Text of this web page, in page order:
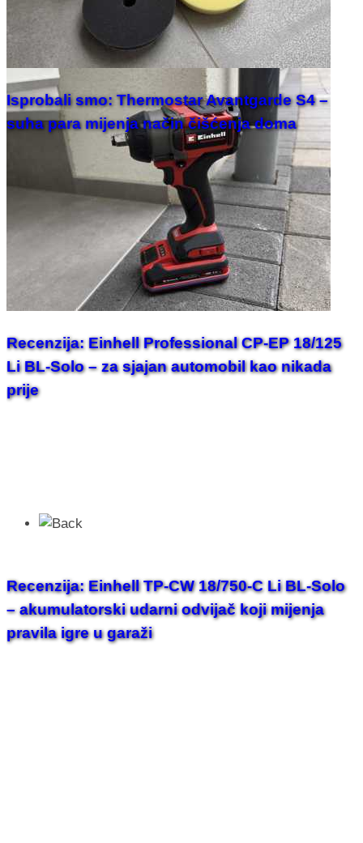
Isprobali smo: Thermostar Avantgarde S4 –
suha para mijenja način čišćenja doma
Recenzija: Einhell Professional CP-EP 18/125
Li BL-Solo – za sjajan automobil kao nikada
prije
Recenzija: Einhell TP-CW 18/750-C Li BL-Solo
– akumulatorski udarni odvijač koji mijenja
pravila igre u garaži